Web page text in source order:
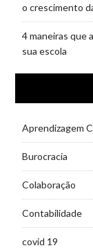
o crescimento
4 maneiras que
sua escola
Aprendizagem
Burocracia
Colaboração
Contabilidade
covid 19